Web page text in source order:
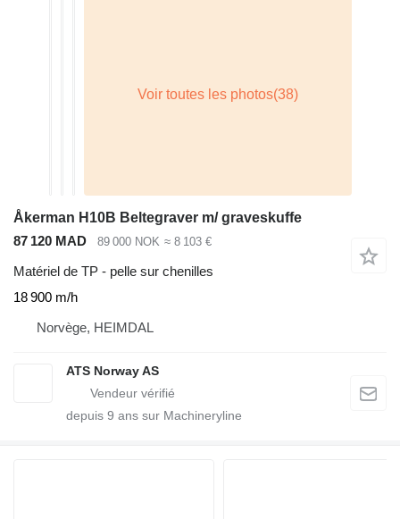
Åkerman H10B Beltegraver m/ graveskuffe
87 120 MAD
89 000 NOK ≈ 8 103 €
Matériel de TP - pelle sur chenilles
18 900 m/h
Norvège, HEIMDAL
ATS Norway AS
depuis 9 ans sur Machineryline